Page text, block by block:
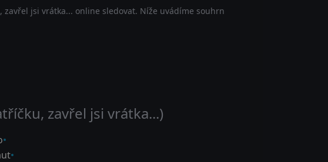
jsi vrátka... online sledovat. Níže uvádíme souhrn
zavřel jsi vrátka...)